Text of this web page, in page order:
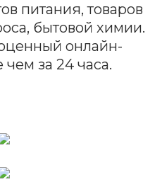
питания, товаров
бытовой химии.
онлайн-
за 24 часа.